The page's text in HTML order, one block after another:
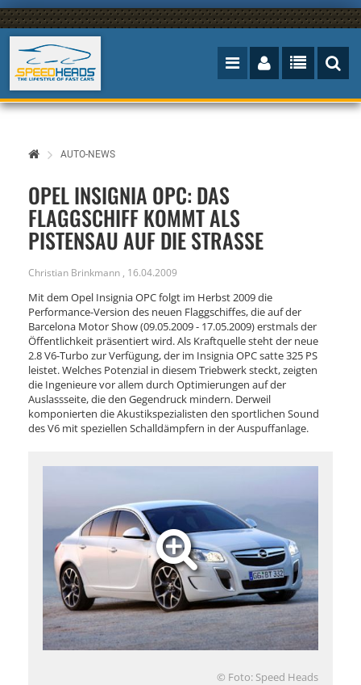
AUTO-NEWS
OPEL INSIGNIA OPC: DAS
FLAGGSCHIFF KOMMT ALS
PISTENSAU AUF DIE STRASSE
Christian Brinkmann , 16.04.2009
Mit dem Opel Insignia OPC folgt im Herbst 2009 die
Performance-Version des neuen Flaggschiffes, die auf der
Barcelona Motor Show (09.05.2009 - 17.05.2009) erstmals der
Öffentlichkeit präsentiert wird. Als Kraftquelle steht der neue
2.8 V6-Turbo zur Verfügung, der im Insignia OPC satte 325 PS
leistet. Welches Potenzial in diesem Triebwerk steckt, zeigten
die Ingenieure vor allem durch Optimierungen auf der
Auslassseite, die den Gegendruck mindern. Derweil
komponierten die Akustikspezialisten den sportlichen Sound
des V6 mit speziellen Schalldämpfern in der Auspuffanlage.
© Foto: Speed Heads